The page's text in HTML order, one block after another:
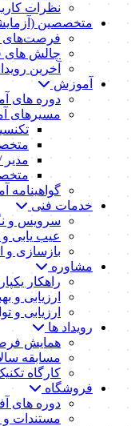
نظرات
متخصصین
فرصت‌های
چالش های
آخرین
آموزش
دوره های
مسیرهای
گواهینامه
خدمات فنی
سرویس و
عیب یابی
بازسازی و
مشاوره
راهکار
ارزیابی و
ارزیابی و
رویداد ها
همایش
مسابقه
کارگاه
فروشگاه
دوره های
مستندات